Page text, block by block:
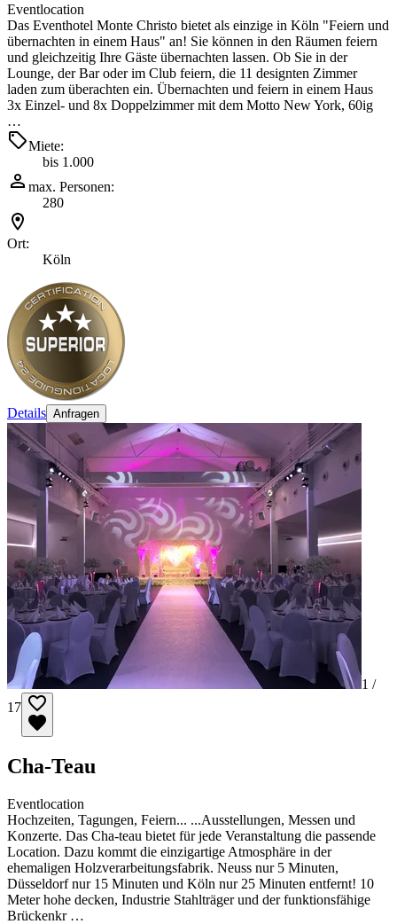
Eventlocation
Das Eventhotel Monte Christo bietet als einzige in Köln "Feiern und
übernachten in einem Haus" an! Sie können in den Räumen feiern
und gleichzeitig Ihre Gäste übernachten lassen. Ob Sie in der
Lounge, der Bar oder im Club feiern, die 11 designten Zimmer
laden zum überachten ein. Übernachten und feiern in einem Haus
3x Einzel- und 8x Doppelzimmer mit dem Motto New York, 60ig
…
Miete:
bis 1.000
max. Personen:
280
Ort:
Köln
Details Anfragen
1 /
17
Cha-Teau
Eventlocation
Hochzeiten, Tagungen, Feiern... ...Ausstellungen, Messen und
Konzerte. Das Cha-teau bietet für jede Veranstaltung die passende
Location. Dazu kommt die einzigartige Atmosphäre in der
ehemaligen Holzverarbeitungsfabrik. Neuss nur 5 Minuten,
Düsseldorf nur 15 Minuten und Köln nur 25 Minuten entfernt! 10
Meter hohe decken, Industrie Stahlträger und der funktionsfähige
Brückenkr …